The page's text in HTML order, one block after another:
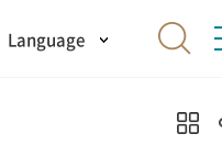
Language